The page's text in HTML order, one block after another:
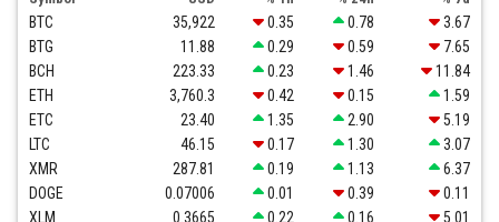
BTC 35,922 0.35 0.78
3.67
BTG
11.88 0.29 0.59
7.65
BCH
223.33 0.23 1.46
11.84
ETH
3,760.3 0.42 0.15
1.59
ETC
23.40 1.35 2.90
5.19
LTC
46.15 0.17 1.30
3.07
XMR
287.81 0.19 1.13
6.37
DOGE
0.07006 0.01 0.39
0.11
XLM
0.3665 0.22 0.16
5.01